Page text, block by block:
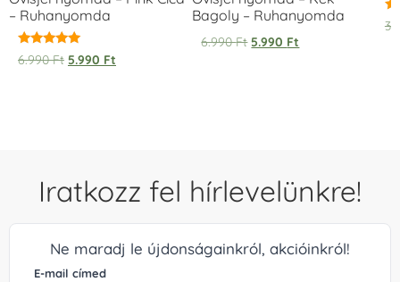
– Ruhanyomda
Értékelés:
5.00
6.990Ft 5.990 Ft
Bagoly – Ruhanyomda
6.990Ft 5.990 Ft
Iratkozz fel hírlevelünkre!
Ne maradj le újdonságainkról, akcióinkról!
E-mail címed